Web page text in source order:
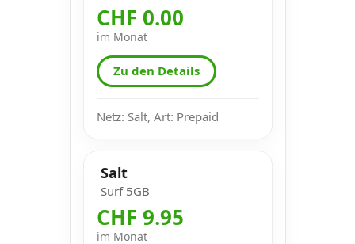
CHF 0.00
im Monat
Zu den Details
Netz: Salt, Art: Prepaid
Salt
Surf 5GB
CHF 9.95
im Monat